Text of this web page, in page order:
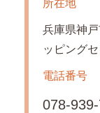
所在地
兵庫県神
ッピング
電話番号
078-